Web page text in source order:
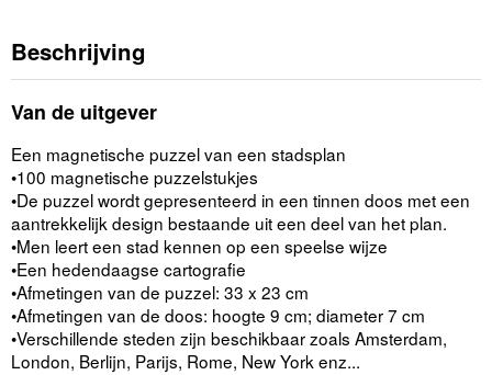
Beschrijving
Van de uitgever
Een magnetische puzzel van een stadsplan
•100 magnetische puzzelstukjes
•De puzzel wordt gepresenteerd in een tinnen doos met een
aantrekkelijk design bestaande uit een deel van het plan.
•Men leert een stad kennen op een speelse wijze
•Een hedendaagse cartografie
•Afmetingen van de puzzel: 33 x 23 cm
•Afmetingen van de doos: hoogte 9 cm; diameter 7 cm
•Verschillende steden zijn beschikbaar zoals Amsterdam,
London, Berlijn, Parijs, Rome, New York enz...